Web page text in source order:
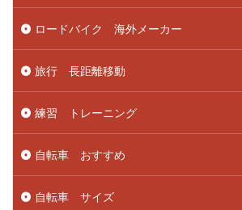
ロードバイク 海外メーカー
旅行 長距離移動
練習 トレーニング
自転車 おすすめ
自転車 サイズ